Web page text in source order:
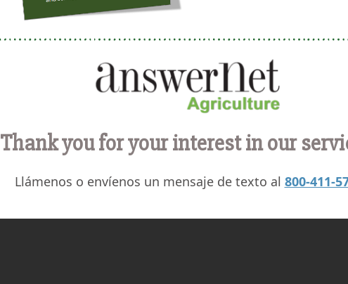
Thank you for your interest in our
Llámenos o envíenos un mensaje de texto al 800-411-